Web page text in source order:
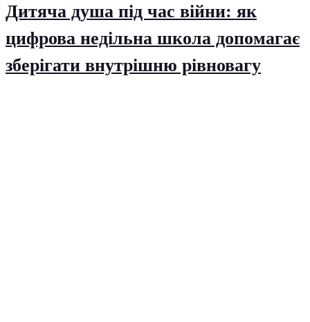
Дитяча душа під час війни: як
цифрова недільна школа допомагає
зберігати внутрішню рівновагу